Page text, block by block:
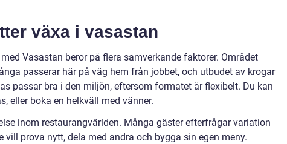
växa i vasastan
Vasastan beror på flera samverkande faktorer. Området
passerar här på väg hem från jobbet, och utbudet av krogar
passar bra i den miljön, eftersom formatet är flexibelt. Du kan
eller boka en helkväll med vänner.
inom restaurangvärlden. Många gäster efterfrågar variation
vill prova nytt, dela med andra och bygga sin egen meny.